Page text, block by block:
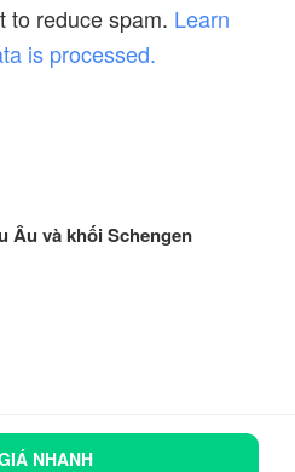
to reduce spam. Learn
is processed.
Âu và khối Schengen
NHANH